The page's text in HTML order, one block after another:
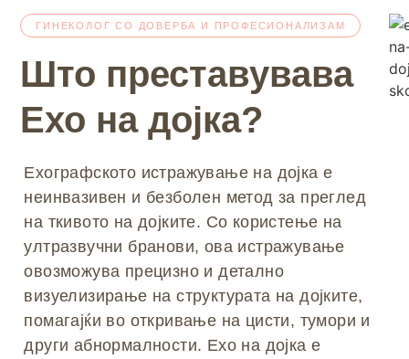
ГИНЕКОЛОГ СО ДОВЕРБА И ПРОФЕСИОНАЛИЗАМ
Што преставувава
Ехо на дојка?
Ехографското истражување на дојка е
неинвазивен и безболен метод за преглед
на ткивото на дојките. Со користење на
ултразвучни бранови, ова истражување
овозможува прецизно и детално
визуелизирање на структурата на дојките,
помагајќи во откривање на цисти, тумори и
други абнормалности. Ехо на дојка е